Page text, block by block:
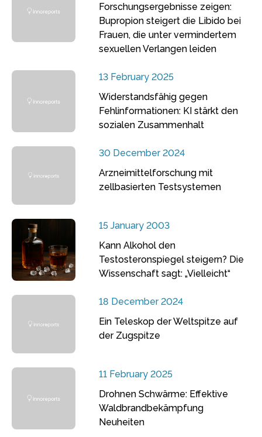
Forschungsergebnisse zeigen:
Bupropion steigert die Libido bei
Frauen, die unter vermindertem
sexuellen Verlangen leiden
13 February 2025
Widerstandsfähig gegen
Fehlinformationen: KI stärkt den
sozialen Zusammenhalt
30 December 2024
Arzneimittelforschung mit
zellbasierten Testsystemen
15 January 2003
Kann Alkohol den
Testosteronspiegel steigern? Die
Wissenschaft sagt: „Vielleicht“
18 December 2024
Ein Teleskop der Weltspitze auf
der Zugspitze
11 February 2025
Drohnen Schwärme: Effektive
Waldbrandbekämpfung
Neuheiten